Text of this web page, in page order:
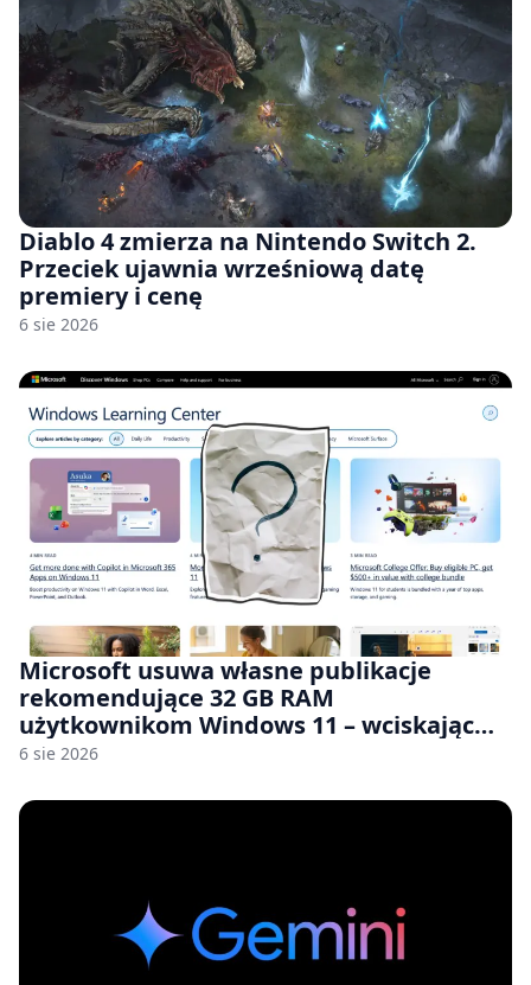
Diablo 4 zmierza na Nintendo Switch 2.
Przeciek ujawnia wrześniową datę
premiery i cenę
6 sie 2026
Microsoft usuwa własne publikacje
rekomendujące 32 GB RAM
użytkownikom Windows 11 – wciskając
nam przy tym komputery z 8 GB RAM po
6 sie 2026